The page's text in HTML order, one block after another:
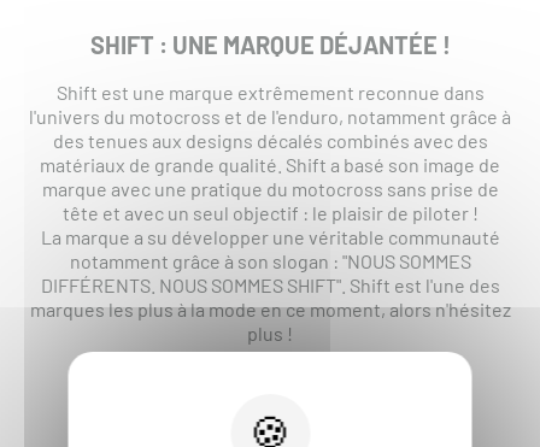
SHIFT : UNE MARQUE DÉJANTÉE !
Shift est une marque extrêmement reconnue dans
l'univers du motocross et de l'enduro, notamment grâce à
des tenues aux designs décalés combinés avec des
matériaux de grande qualité. Shift a basé son image de
marque avec une pratique du motocross sans prise de
tête et avec un seul objectif : le plaisir de piloter !
La marque a su développer une véritable communauté
notamment grâce à son slogan : "NOUS SOMMES
DIFFÉRENTS. NOUS SOMMES SHIFT". Shift est l'une des
marques les plus à la mode en ce moment, alors n'hésitez
plus !